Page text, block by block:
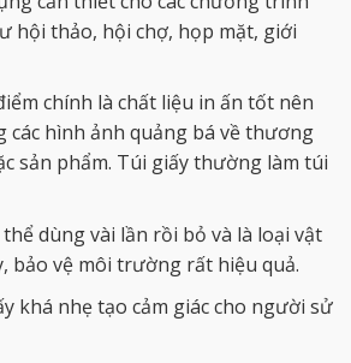
hội thảo, hội chợ, họp mặt, giới
chính là chất liệu in ấn tốt nên
các hình ảnh quảng bá về thương
sản phẩm. Túi giấy thường làm túi
dùng vài lần rồi bỏ và là loại vật
bảo vệ môi trường rất hiệu quả.
khá nhẹ tạo cảm giác cho người sử